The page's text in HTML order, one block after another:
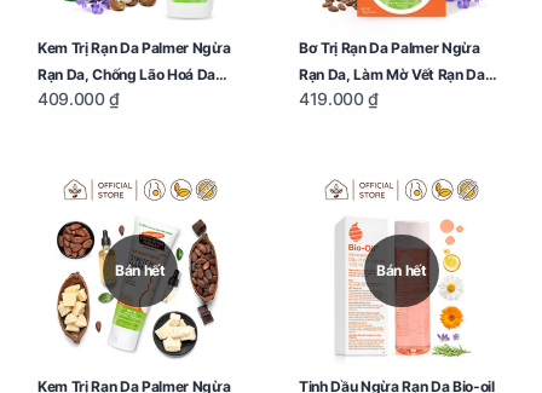
Kem Trị Rạn Da Palmer Ngừa
Rạn Da, Chống Lão Hoá Da
Cho Mẹ Bầu Chai 250ml
409.000 ₫
Bơ Trị Rạn Da Palmer Ngừa
Rạn Da, Làm Mờ Vết Rạn Da
Cho Mẹ Bầu Hũ 125g
419.000 ₫
Bán hết
Kem Trị Rạn Da Palmer Ngừa
Bán hết
Tinh Dầu Ngừa Rạn Da Bio-oil